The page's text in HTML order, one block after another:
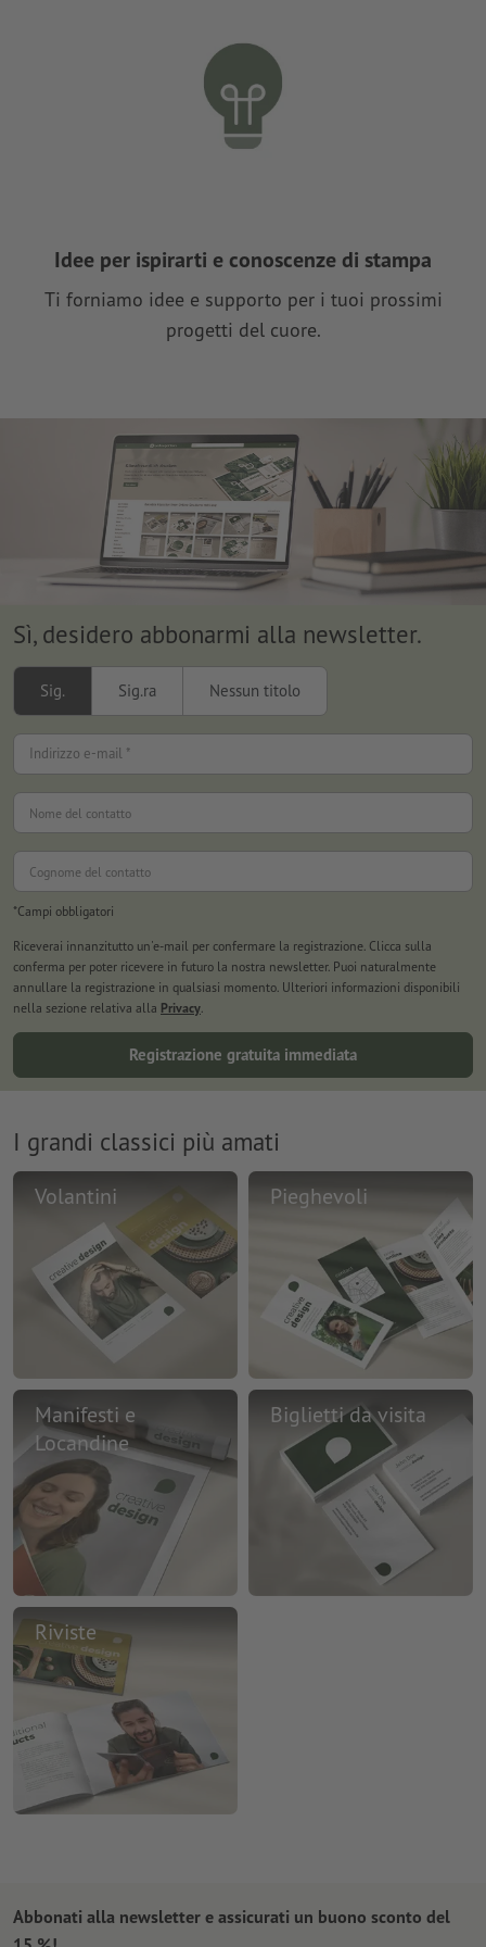
Idee per ispirarti e conoscenze di stampa
Ti forniamo idee e supporto per i tuoi prossimi
progetti del cuore.
Sì, desidero abbonarmi alla newsletter.
Sig. Sig.ra Nessun titolo
Indirizzo e-mail *
Nome del contatto
Cognome del contatto
*Campi obbligatori
Riceverai innanzitutto un'e-mail per confermare la registrazione. Clicca sulla
conferma per poter ricevere in futuro la nostra newsletter. Puoi naturalmente
annullare la registrazione in qualsiasi momento. Ulteriori informazioni disponibili
nella sezione relativa alla Privacy
Registrazione gratuita immediata
I grandi classici più amati
Volantini Pieghevoli
Manifesti e
Locandine
Biglietti da visita
Riviste
Abbonati alla newsletter e assicurati un buono sconto del